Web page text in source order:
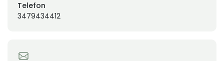
Telefon
3479434412